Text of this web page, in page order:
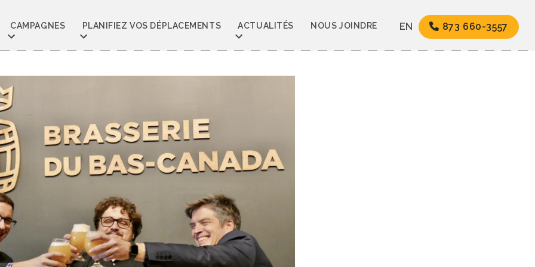
CAMPAGNES PLANIFIEZ VOS DÉPLACEMENTS ACTUALITÉS NOUS JOINDRE EN 873 660-3557